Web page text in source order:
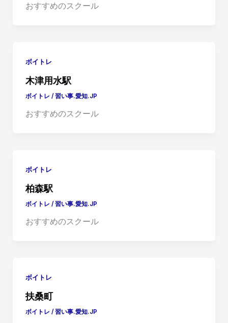
おすすめのスクール
ボイトレ
木津用水駅
ボイトレ / 習い事.愛知.JP
おすすめのスクール
ボイトレ
柏森駅
ボイトレ / 習い事.愛知.JP
おすすめのスクール
ボイトレ
扶桑町
ボイトレ / 習い事.愛知.JP